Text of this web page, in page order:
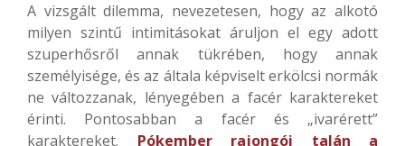
A vizsgált dilemma, nevezetesen, hogy az alkotó
milyen szintű intimitásokat áruljon el egy adott
szuperhősről annak tükrében, hogy annak
személyisége, és az általa képviselt erkölcsi normák
ne változzanak, lényegében a facér karaktereket
érinti. Pontosabban a facér és „ivarérett”
karaktereket. Pókember rajongói talán a